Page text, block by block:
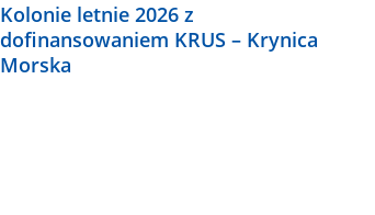
Kolonie letnie 2026 z
dofinansowaniem KRUS – Krynica
Morska